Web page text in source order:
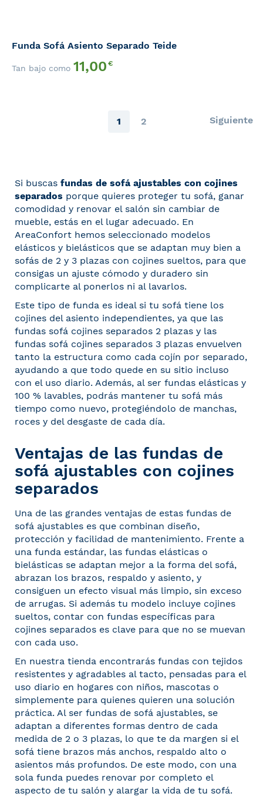
Funda Sofá Asiento Separado Teide
Tan bajo como 11,00€
Actualmente
página
1 Página
2 Página
Siguiente
Si buscas fundas de sofá ajustables con cojines
separados porque quieres proteger tu sofá, ganar
comodidad y renovar el salón sin cambiar de
mueble, estás en el lugar adecuado. En
AreaConfort hemos seleccionado modelos
elásticos y bielásticos que se adaptan muy bien a
sofás de 2 y 3 plazas con cojines sueltos, para que
consigas un ajuste cómodo y duradero sin
complicarte al ponerlos ni al lavarlos.
Este tipo de funda es ideal si tu sofá tiene los
cojines del asiento independientes, ya que las
fundas sofá cojines separados 2 plazas y las
fundas sofá cojines separados 3 plazas envuelven
tanto la estructura como cada cojín por separado,
ayudando a que todo quede en su sitio incluso
con el uso diario. Además, al ser fundas elásticas y
100 % lavables, podrás mantener tu sofá más
tiempo como nuevo, protegiéndolo de manchas,
roces y del desgaste de cada día.
Ventajas de las fundas de
sofá ajustables con cojines
separados
Una de las grandes ventajas de estas fundas de
sofá ajustables es que combinan diseño,
protección y facilidad de mantenimiento. Frente a
una funda estándar, las fundas elásticas o
bielásticas se adaptan mejor a la forma del sofá,
abrazan los brazos, respaldo y asiento, y
consiguen un efecto visual más limpio, sin exceso
de arrugas. Si además tu modelo incluye cojines
sueltos, contar con fundas específicas para
cojines separados es clave para que no se muevan
con cada uso.
En nuestra tienda encontrarás fundas con tejidos
resistentes y agradables al tacto, pensadas para el
uso diario en hogares con niños, mascotas o
simplemente para quienes quieren una solución
práctica. Al ser fundas de sofá ajustables, se
adaptan a diferentes formas dentro de cada
medida de 2 o 3 plazas, lo que te da margen si el
sofá tiene brazos más anchos, respaldo alto o
asientos más profundos. De este modo, con una
sola funda puedes renovar por completo el
aspecto de tu salón y alargar la vida de tu sofá.